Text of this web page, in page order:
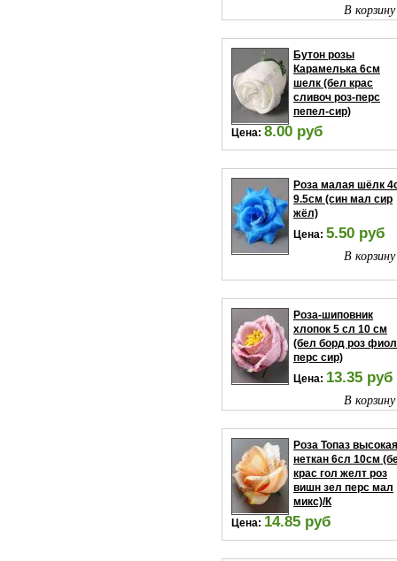
В
Бутон розы
Карамелька 6см
шелк (бел крас
сливоч роз-перс
пепел-сир)
Цена: 8.00 руб
В
Роза малая шёлк
9.5см (син мал сир
жёл)
Цена: 5.50 руб
В
Роза-шиповник
хлопок 5 сл 10 см
(бел борд роз фиол
перс сир)
Цена: 13.35 руб
В
Роза Топаз высокая
неткан 6сл 10см
крас гол желт роз
вишн зел перс мал
микс)/К
Цена: 14.85 руб
В